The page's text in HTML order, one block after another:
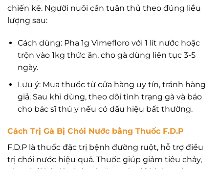
chiến kê. Người nuôi cần tuân thủ theo đúng liều
lượng sau:
Cách dùng: Pha 1g Vimefloro với 1 lít nước hoặc
trộn vào 1kg thức ăn, cho gà dùng liên tục 3-5
ngày.
Lưu ý: Mua thuốc từ cửa hàng uy tín, tránh hàng
giả. Sau khi dùng, theo dõi tình trạng gà và báo
cho bác sĩ thú y nếu có dấu hiệu bất thường.
Cách Trị Gà Bị Chói Nước bằng Thuốc F.D.P
F.D.P là thuốc đặc trị bệnh đường ruột, hỗ trợ điều
trị chói nước hiệu quả. Thuốc giúp giảm tiêu chảy,